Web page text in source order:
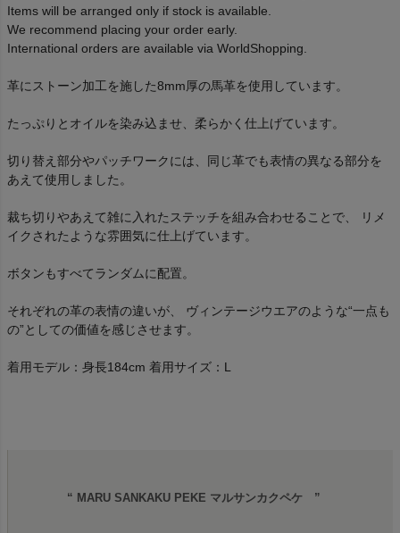
Items will be arranged only if stock is available.
We recommend placing your order early.
International orders are available via WorldShopping.
革にストーン加工を施した8mm厚の馬革を使用しています。
たっぷりとオイルを染み込ませ、柔らかく仕上げています。
切り替え部分やパッチワークには、同じ革でも表情の異なる部分を
あえて使用しました。
裁ち切りやあえて雑に入れたステッチを組み合わせることで、 リメ
イクされたような雰囲気に仕上げています。
ボタンもすべてランダムに配置。
それぞれの革の表情の違いが、 ヴィンテージウエアのような“一点も
の”としての価値を感じさせます。
着用モデル：身長184cm 着用サイズ：L
“ MARU SANKAKU PEKE マルサンカクペケ ”